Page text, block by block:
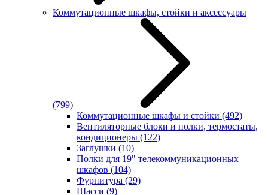
Коммутационные шкафы, стойки и аксессуары
(799)
Коммутационные шкафы и стойки (492)
Вентиляторные блоки и полки, термостаты,
кондиционеры (122)
Заглушки (10)
Полки для 19" телекоммуникационных
шкафов (104)
Фурнитура (29)
Шасси (9)